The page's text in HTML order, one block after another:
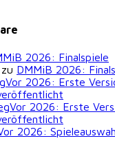
2026: Finalspiele
zu DMMiB 2026:
2026: Erste
2026: Erste
2026: